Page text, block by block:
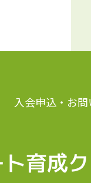
入会申込・お